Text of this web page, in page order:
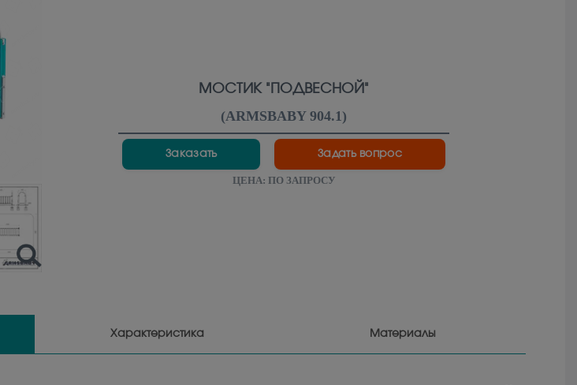
МОСТИК "ПОДВЕСНОЙ"
(ARMSBABY 904.1)
Заказать Задать вопрос
ЦЕНА: ПО ЗАПРОСУ
Характеристика Материалы